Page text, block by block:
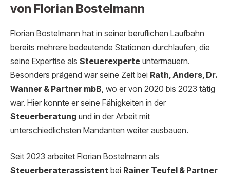
von Florian Bostelmann
Florian Bostelmann hat in seiner beruflichen Laufbahn
bereits mehrere bedeutende Stationen durchlaufen, die
seine Expertise als Steuerexperte untermauern.
Besonders prägend war seine Zeit bei Rath, Anders, Dr.
Wanner & Partner mbB , wo er von 2020 bis 2023 tätig
war. Hier konnte er seine Fähigkeiten in der
Steuerberatung und in der Arbeit mit
unterschiedlichsten Mandanten weiter ausbauen.
Seit 2023 arbeitet Florian Bostelmann als
Steuerberaterassistent bei Rainer Teufel & Partner